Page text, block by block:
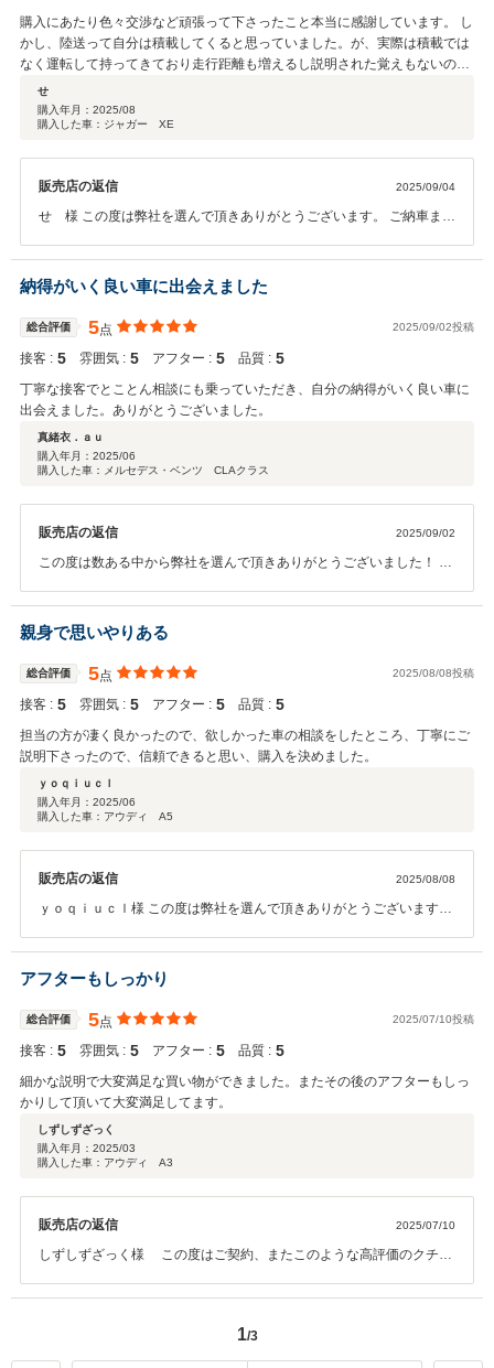
購入にあたり色々交渉など頑張って下さったこと本当に感謝しています。 し
かし、陸送って自分は積載してくると思っていました。が、実際は積載では
なく運転して持ってきており走行距離も増えるし説明された覚えもないので
あまりいい気分ではありませんでした。 さらにエンジンチェックランプがつ
いて、陸送の方にディーラーに持っていってみてもらった所、部品交換。。
正直、ちゃんと管理していたのか不安になりました。 ですがそれを払拭する
せ
購入年月： 2025/08
購入した車：ジャガー XE
販売店の返信 2025/09/04
せ 様 この度は弊社を選んで頂きありがとうございます。 ご納車まで
かあればいつでも宜しくお願い致します。
納得がいく良い車に出会えました
総合評価 5点 2025/09/02投稿
接客 : 5 雰囲気 : 5 アフター : 5 品質 : 5
丁寧な接客でとことん相談にも乗っていただき、自分の納得がいく良い車に
出会えました。ありがとうございました。
真緒衣．ａｕ
購入年月： 2025/06
購入した車：メルセデス・ベンツ CLAクラス
販売店の返信 2025/09/02
この度は数ある中から弊社を選んで頂きありがとうございました！ ま
親身で思いやりある
総合評価 5点 2025/08/08投稿
接客 : 5 雰囲気 : 5 アフター : 5 品質 : 5
担当の方が凄く良かったので、欲しかった車の相談をしたところ、丁寧にご
説明下さったので、信頼できると思い、購入を決めました。
ｙｏｑｉｕｃｌ
購入年月： 2025/06
購入した車：アウディ A5
販売店の返信 2025/08/08
ｙｏｑｉｕｃｌ様 この度は弊社を選んで頂きありがとうございます！
アフターもしっかり
総合評価 5点 2025/07/10投稿
接客 : 5 雰囲気 : 5 アフター : 5 品質 : 5
細かな説明で大変満足な買い物ができました。またその後のアフターもしっ
かりして頂いて大変満足してます。
しずしずざっく
購入年月： 2025/03
購入した車：アウディ A3
販売店の返信 2025/07/10
しずしずざっく様 この度はご契約、またこのような高評価のクチコ
だけるサービスを充実させる努力をしております。今後のメンテナン
幸いです。何卒よろしくお願い致します。
1/3